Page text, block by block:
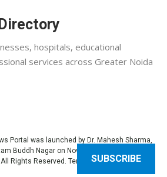
hospitals, educational
services across Greater Noida
Portal was launched by Dr. Mahesh Sharma,
Buddh Nagar on November 3, 2013 (Diwali).
Rights Reserved. Ten News.Terms of use
SUBSCRIBE